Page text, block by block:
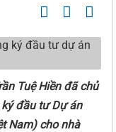
Tuệ Hiền đã chủ
đầu tư Dự án
Nam) cho nhà